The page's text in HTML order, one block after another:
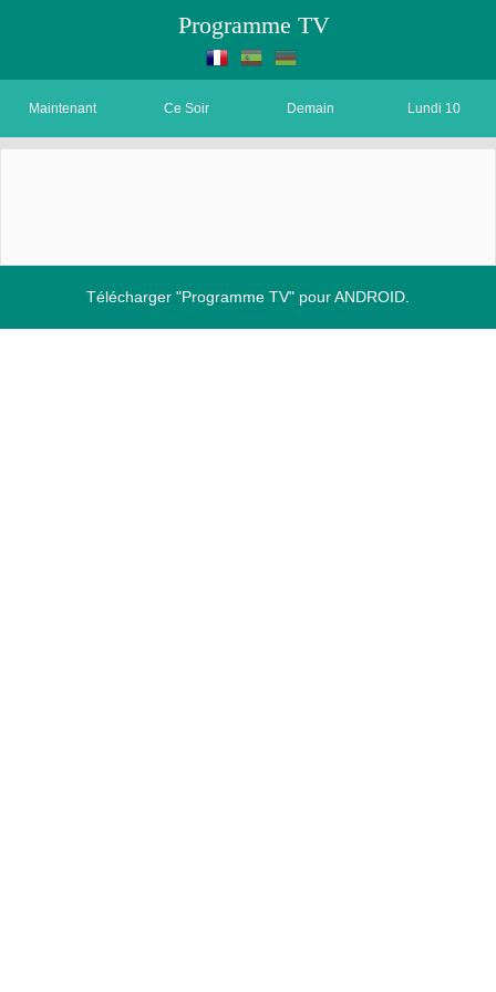
Programme TV
Maintenant Ce Soir Demain Lundi 10
Télécharger "Programme TV" pour ANDROID.